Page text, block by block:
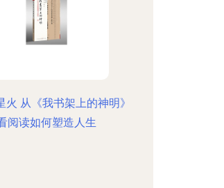
火 从《我书架上的神明》
阅读如何塑造人生